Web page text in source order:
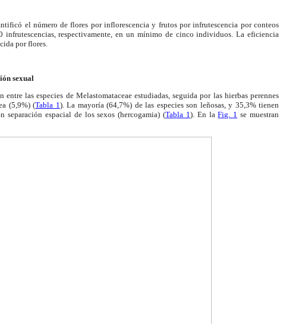
el número de flores por inflorescencia y frutos por infrutescencia por conteos
respectivamente, en un mínimo de cinco individuos. La eficiencia
por flores.
sexual
las especies de Melastomataceae estudiadas, seguida por las hierbas perennes
(5,9%) (Tabla 1). La mayoría (64,7%) de las especies son leñosas, y 35,3% tienen
separación espacial de los sexos (hercogamia) (Tabla 1). En laFig. 1 se muestran